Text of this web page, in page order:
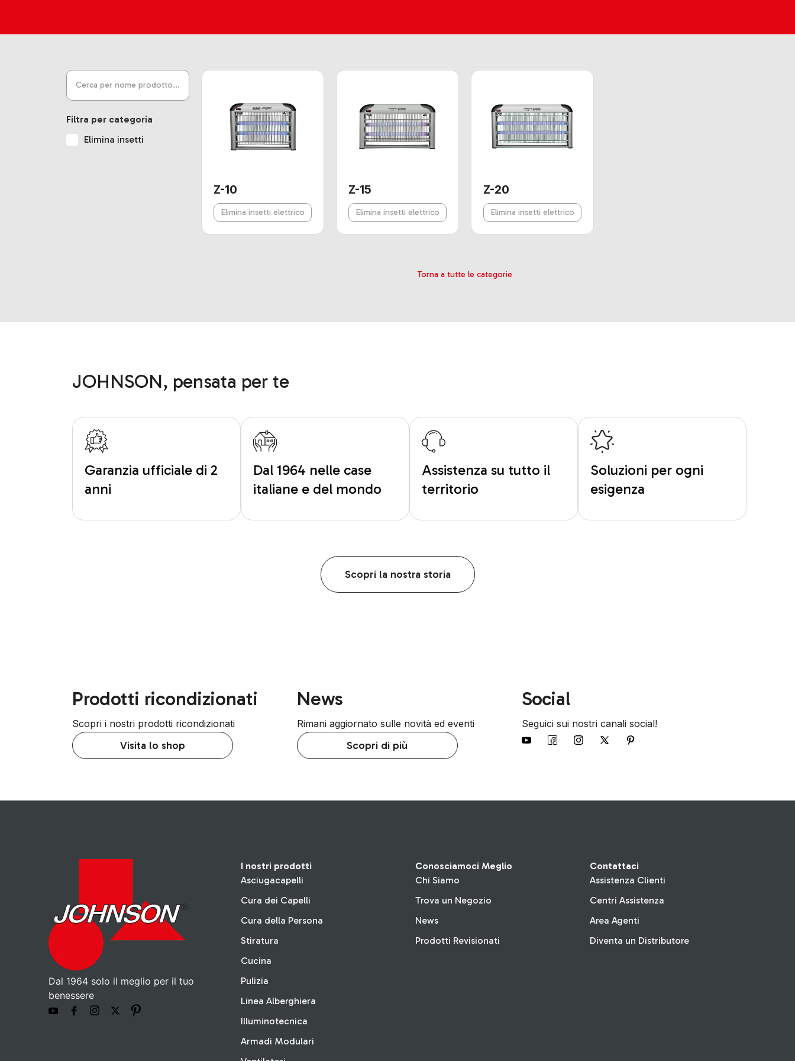
Filtra per categoria
Elimina insetti
Z-10
Elimina insetti elettrico
Z-15
Elimina insetti elettrico
Z-20
Elimina insetti elettrico
Torna a tutte le categorie
JOHNSON, pensata per te
Garanzia ufficiale di 2
anni
Dal 1964 nelle case
italiane e del mondo
Assistenza su tutto il
territorio
Soluzioni per ogni
esigenza
Scopri la nostra storia
Prodotti ricondizionati
Scopri i nostri prodotti ricondizionati
Visita lo shop
News
Rimani aggiornato sulle novità ed eventi
Scopri di più
Social
Seguici sui nostri canali social!
Dal 1964 solo il meglio per il tuo
benessere
I nostri prodotti
Asciugacapelli
Cura dei Capelli
Cura della Persona
Stiratura
Cucina
Pulizia
Linea Alberghiera
Illuminotecnica
Armadi Modulari
Conosciamoci Meglio
Chi Siamo
Trova un Negozio
News
Prodotti Revisionati
Contattaci
Assistenza Clienti
Centri Assistenza
Area Agenti
Diventa un Distributore